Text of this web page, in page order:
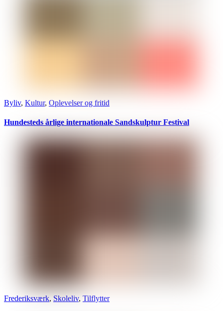
Byliv, Kultur, Oplevelser og fritid
Hundesteds årlige internationale Sandskulptur Festival
Frederiksværk, Skoleliv, Tilflytter